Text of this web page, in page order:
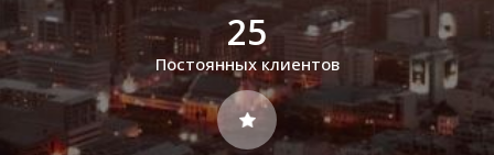
25
Постоянных клиентов